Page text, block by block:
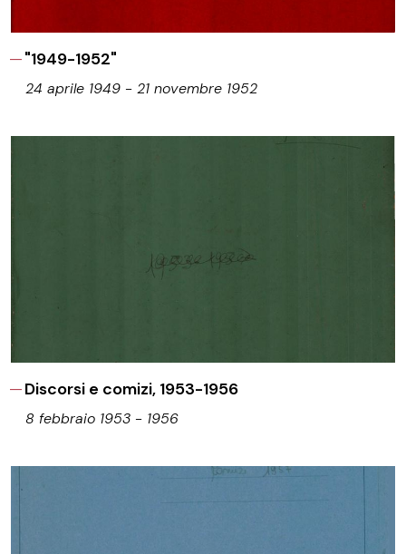
"1949-1952"
24 aprile 1949 - 21 novembre 1952
Discorsi e comizi, 1953-1956
8 febbraio 1953 - 1956